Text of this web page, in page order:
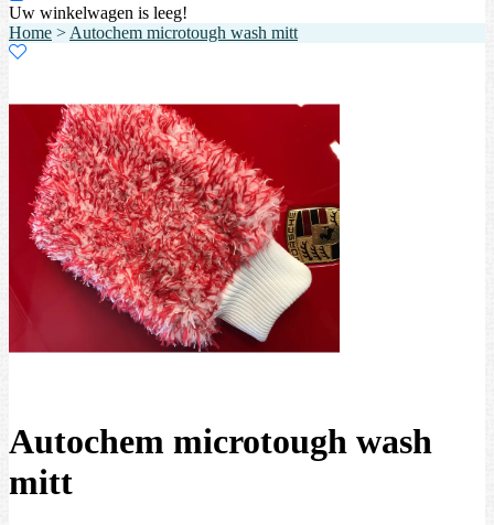
Uw winkelwagen is leeg!
Home > Autochem microtough wash mitt
Autochem microtough wash
mitt